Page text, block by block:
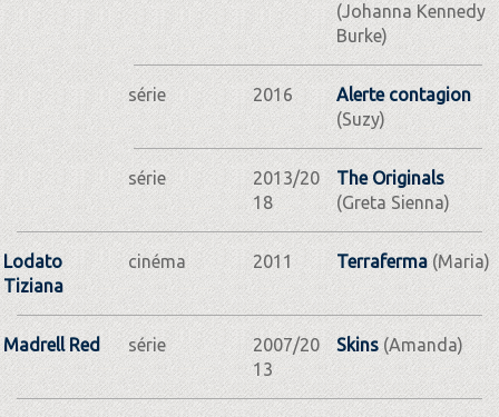
(Johanna Kennedy
Burke)
série 2016
Alerte contagion
(Suzy)
série
2013/20
18
The Originals
(Greta Sienna)
Lodato
Tiziana
cinéma 2011 Terraferma(Maria)
Madrell Red série
2007/20
13
Skins(Amanda)